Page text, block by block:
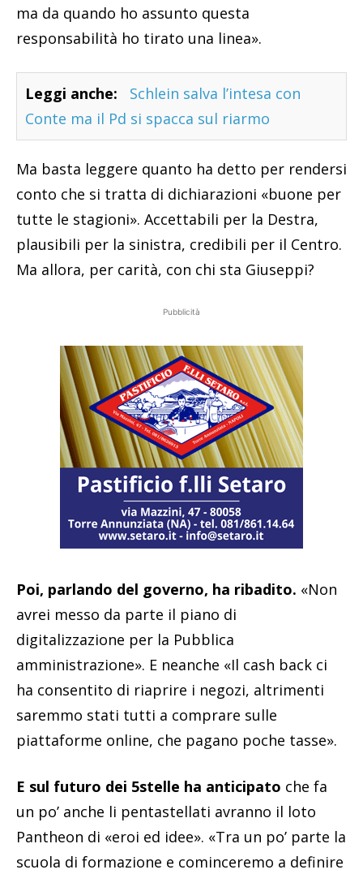
ma da quando ho assunto questa
responsabilità ho tirato una linea».
Leggi anche:
Schlein salva l’intesa con
Conte ma il Pd si spacca sul riarmo
Ma basta leggere quanto ha detto per rendersi
conto che si tratta di dichiarazioni «buone per
tutte le stagioni». Accettabili per la Destra,
plausibili per la sinistra, credibili per il Centro.
Ma allora, per carità, con chi sta Giuseppi?
Pubblicità
Poi, parlando del governo, ha ribadito. «Non
avrei messo da parte il piano di
digitalizzazione per la Pubblica
amministrazione». E neanche «Il cash back ci
ha consentito di riaprire i negozi, altrimenti
saremmo stati tutti a comprare sulle
piattaforme online, che pagano poche tasse».
E sul futuro dei 5stelle ha anticipato che fa
un po’ anche li pentastellati avranno il loto
Pantheon di «eroi ed idee». «Tra un po’ parte la
scuola di formazione e cominceremo a definire